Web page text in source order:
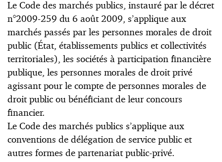
Le Code des marchés publics, instauré par le décret
n°2009-259 du 6 août 2009, s’applique aux
marchés passés par les personnes morales de droit
public (État, établissements publics et collectivités
territoriales), les sociétés à participation financière
publique, les personnes morales de droit privé
agissant pour le compte de personnes morales de
droit public ou bénéficiant de leur concours
financier.
Le Code des marchés publics s’applique aux
conventions de délégation de service public et
autres formes de partenariat public-privé.